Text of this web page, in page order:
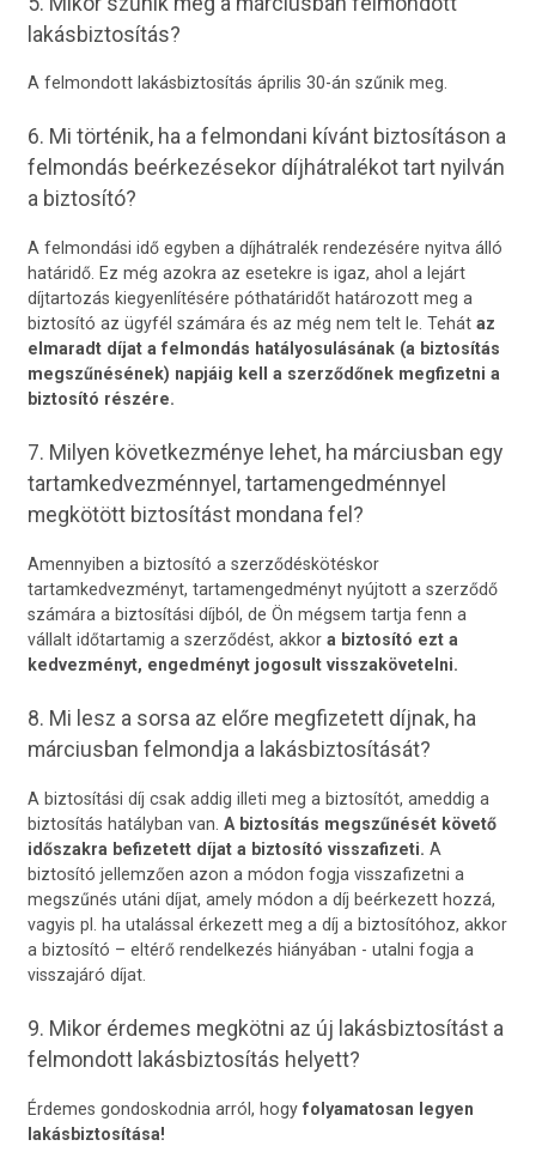
lakásbiztosítás?
A felmondott lakásbiztosítás április 30-án szűnik meg.
6. Mi történik, ha a felmondani kívánt biztosításon a
felmondás beérkezésekor díjhátralékot tart nyilván
a biztosító?
A felmondási idő egyben a díjhátralék rendezésére nyitva álló
határidő. Ez még azokra az esetekre is igaz, ahol a lejárt
díjtartozás kiegyenlítésére póthatáridőt határozott meg a
biztosító az ügyfél számára és az még nem telt le. Tehát az
elmaradt díjat a felmondás hatályosulásának (a biztosítás
megszűnésének) napjáig kell a szerződőnek megfizetni a
biztosító részére.
7. Milyen következménye lehet, ha márciusban egy
tartamkedvezménnyel, tartamengedménnyel
megkötött biztosítást mondana fel?
Amennyiben a biztosító a szerződéskötéskor
tartamkedvezményt, tartamengedményt nyújtott a szerződő
számára a biztosítási díjból, de Ön mégsem tartja fenn a
vállalt időtartamig a szerződést, akkor a biztosító ezt a
kedvezményt, engedményt jogosult visszakövetelni.
8. Mi lesz a sorsa az előre megfizetett díjnak, ha
márciusban felmondja a lakásbiztosítását?
A biztosítási díj csak addig illeti meg a biztosítót, ameddig a
biztosítás hatályban van. A biztosítás megszűnését követő
időszakra befizetett díjat a biztosító visszafizeti. A
biztosító jellemzően azon a módon fogja visszafizetni a
megszűnés utáni díjat, amely módon a díj beérkezett hozzá,
vagyis pl. ha utalással érkezett meg a díj a biztosítóhoz, akkor
a biztosító – eltérő rendelkezés hiányában - utalni fogja a
visszajáró díjat.
9. Mikor érdemes megkötni az új lakásbiztosítást a
felmondott lakásbiztosítás helyett?
Érdemes gondoskodnia arról, hogy folyamatosan legyen
lakásbiztosítása!